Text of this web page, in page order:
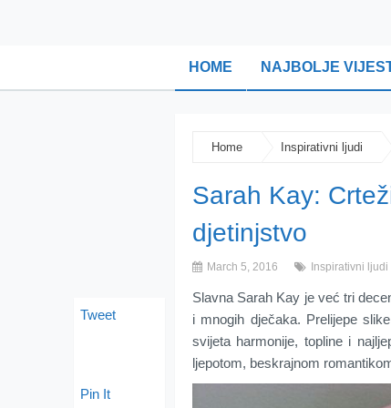
HOME NAJBOLJE
Home Inspirativni ljudi
Sarah Kay:
djetinjstvo
March 5, 2016 Inspirativni ljudi
Slavna Sarah Kay je već tri
i mnogih dječaka. Prelijepe
svijeta harmonije, topline i
ljepotom, beskrajnom
Tweet
Pin It